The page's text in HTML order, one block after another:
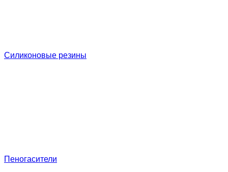
Силиконовые резины
Пеногасители